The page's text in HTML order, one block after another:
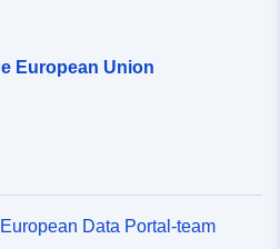
European Union
Data Portal-team